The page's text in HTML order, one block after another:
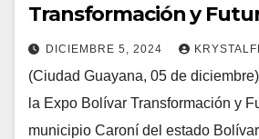
Transformación y
DICIEMBRE 5, 2024
(Ciudad Guayana, 05 de
la Expo Bolívar Transformación y
municipio Caroní del estado